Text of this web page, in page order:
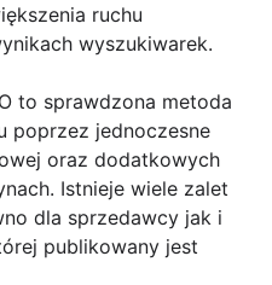
ruchu
wyszukiwarek.
to sprawdzona metoda
poprzez jednoczesne
oraz dodatkowych
Istnieje wiele zalet
dla sprzedawcy jak i
publikowany jest